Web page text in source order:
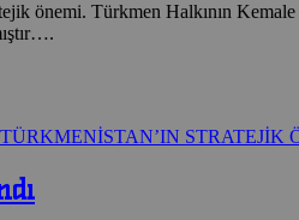
önemi. Türkmen Halkının
STRATEJİK